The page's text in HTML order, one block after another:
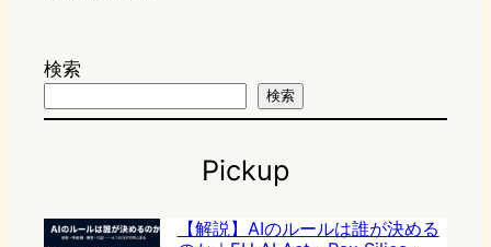
検索
検索
Pickup
【解説】AIのルールは誰が決める